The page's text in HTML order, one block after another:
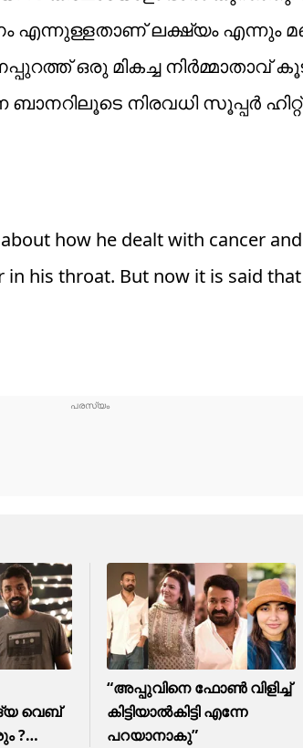
എന്നുള്ളതാണ് ലക്ഷ്യം എന്നും
ഒരു മികച്ച നിർമ്മാതാവ്
നിരവധി സൂപ്പർ ഹിറ്റ്
how he dealt with cancer
in his throat. But now it is said
വെബ്
?
“അപ്പുവിനെ ഫോൺ വിളിച്ച്
കിട്ടിയാൽകിട്ടി എന്നേ
പറയാനാകു”